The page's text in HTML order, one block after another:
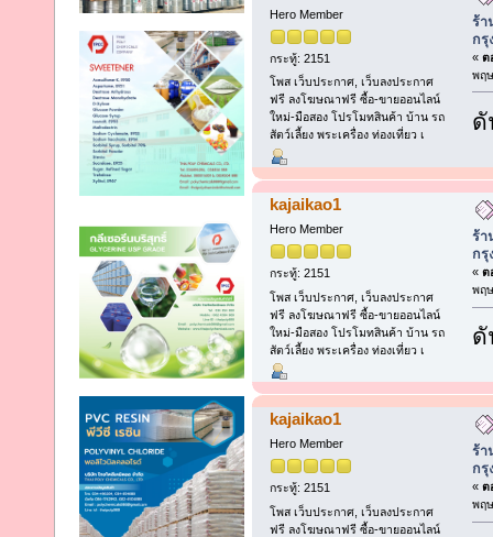
Hero Member
กระทู้: 2151
โพส เว็บประกาศ, เว็บลงประกาศ
ฟรี ลงโฆษณาฟรี ซื้อ-ขายออนไลน์
ใหม่-มือสอง โปรโมทสินค้า บ้าน รถ
สัตว์เลี้ยง พระเครื่อง ท่องเที่ยว เ
ร้า
กรุ
« ต
พฤ
ดั
kajaikao1
Hero Member
กระทู้: 2151
โพส เว็บประกาศ, เว็บลงประกาศ
ฟรี ลงโฆษณาฟรี ซื้อ-ขายออนไลน์
ใหม่-มือสอง โปรโมทสินค้า บ้าน รถ
สัตว์เลี้ยง พระเครื่อง ท่องเที่ยว เ
ร้า
กรุ
« ต
พฤ
ดั
kajaikao1
Hero Member
กระทู้: 2151
โพส เว็บประกาศ, เว็บลงประกาศ
ฟรี ลงโฆษณาฟรี ซื้อ-ขายออนไลน์
ร้า
กรุ
« ต
พฤ